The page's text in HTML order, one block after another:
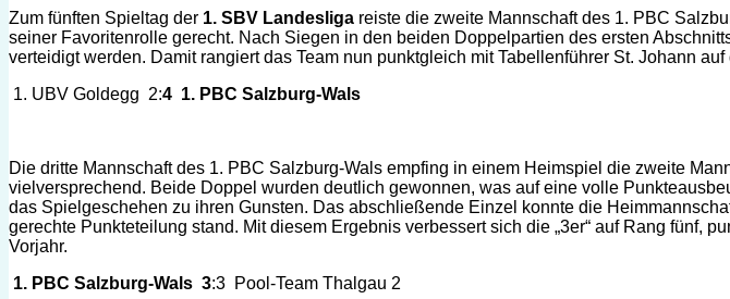
Zum fünften Spieltag der 1. SBV Landesliga reiste die zweite Mannschaft des 1. PBC
seiner Favoritenrolle gerecht. Nach Siegen in den beiden Doppelpartien des ersten
verteidigt werden. Damit rangiert das Team nun punktgleich mit Tabellenführer St. Johann
1. UBV Goldegg 2:4 1. PBC Salzburg-Wals
Die dritte Mannschaft des 1. PBC Salzburg-Wals empfing in einem Heimspiel die zweite
vielversprechend. Beide Doppel wurden deutlich gewonnen, was auf eine volle
das Spielgeschehen zu ihren Gunsten. Das abschließende Einzel konnte die
gerechte Punkteteilung stand. Mit diesem Ergebnis verbessert sich die „3er“ auf Rang fünf,
Vorjahr.
1. PBC Salzburg-Wals 3:3 Pool-Team Thalgau 2